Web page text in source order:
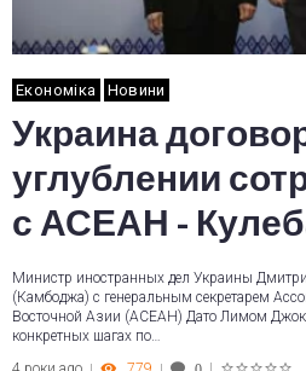
Економіка Новини
Украина
углублении
с АСЕАН -
Министр иностранных дел Украины
(Камбоджа) с генеральным секретарем
Восточной Азии (АСЕАН) Дато Лимом Джок
конкретных шагах по…